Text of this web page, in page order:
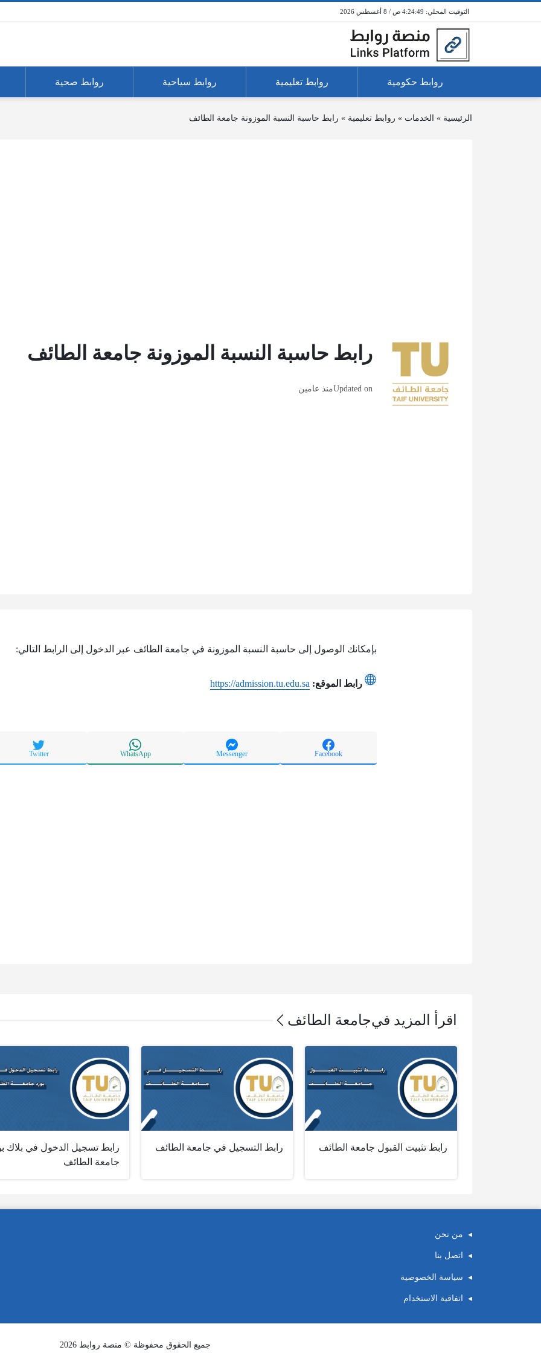
4:24:49 ص / 8 أغسطس 2026
روابط حكومية روابط تعليمية روابط سياحية روابط صحية
الرئيسية » الخدمات » روابط تعليمية » رابط حاسبة النسبة الموزونة جامعة الطائف
رابط حاسبة النسبة الموزونة جامعة الطائف
Updated onمنذ عامين
بإمكانك الوصول إلى حاسبة النسبة الموزونة في جامعة الطائف عبر الدخول إلى الرابط التالي:
رابط الموقع: https://admission.tu.edu.sa
Facebook
Messenger
WhatsApp
Twitter
اقرأ المزيد فيجامعة الطائف
رابط تثبيت القبول جامعة الطائف رابط التسجيل في جامعة الطائف
رابط تسجيل الدخول في بلاك
جامعة الطائف
من نحن
اتصل بنا
سياسة الخصوصية
اتفاقية الاستخدام
جميع الحقوق محفوظة © منصة روابط 2026